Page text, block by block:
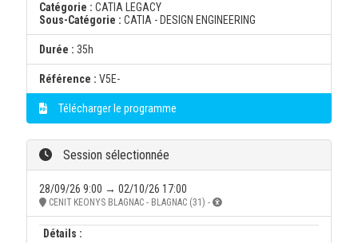
Catégorie : CATIA LEGACY
Sous-Catégorie : CATIA - DESIGN ENGINEERING
Durée : 35h
Référence : V5E-
Télécharger le programme
Session sélectionnée
28/09/26 9:00 → 02/10/26 17:00
CENIT KEONYS BLAGNAC - BLAGNAC (31) -
Détails :